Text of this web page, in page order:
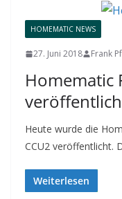
HOMEMATIC NEWS
27. Juni 2018 Frank
Homematic
Heute wurde die
CCU2 veröffentlicht.
Weiterlesen